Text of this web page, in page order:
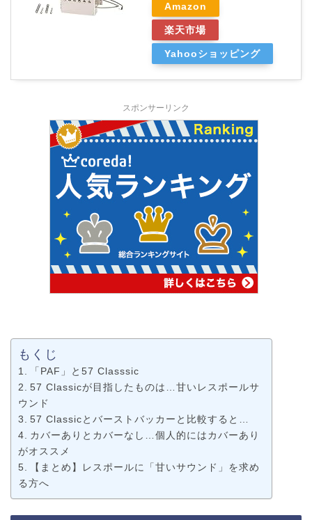
Amazon
楽天市場
Yahooショッピング
スポンサーリンク
もくじ
「PAF」と57 Classsic
57 Classicが目指したものは…甘いレスポールサ
ウンド
57 Classicとバーストバッカーと比較すると…
カバーありとカバーなし…個人的にはカバーあり
がオススメ
【まとめ】レスポールに「甘いサウンド」を求め
る方へ